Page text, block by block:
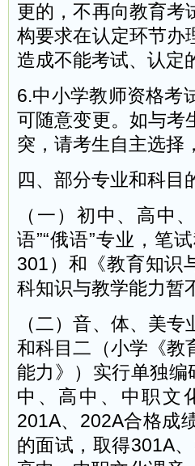
更的，不再向教育考
构要求在认定环节办
造成不能考试、认定
6.中小学教师资格考
可随意变更。如与考
突，请考生自主选择
四、部分专业和科目
（一）初中、高中
语”“俄语”专业，笔
301）和《教育知识
科知识与教学能力暂
（二）音、体、美
和科目二（小学《教
能力》）实行单独
中、高中、中职文
201A、202A合格成
的面试，取得301A